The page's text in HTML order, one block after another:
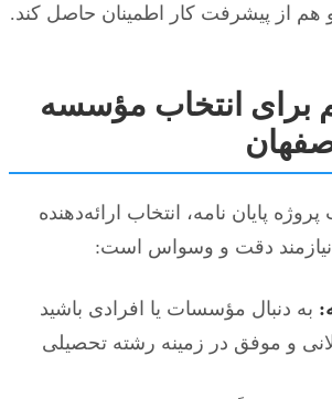
هم از پیشرفت کار اطمینان حاصل کند.
برای انتخاب مؤسسه
پایان نامه، انتخاب ارائه‌دهنده
دقت و وسواس است:
به دنبال مؤسسات یا افرادی باشید
و موفق در زمینه رشته تحصیلی